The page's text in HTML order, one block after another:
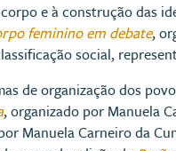
e à construção das
feminino em debate,
social,
de organização dos
, organizado por Manuela
Manuela Carneiro da